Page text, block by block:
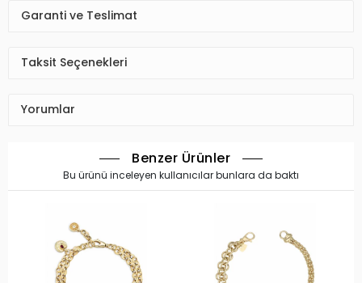
Garanti ve Teslimat
Taksit Seçenekleri
Yorumlar
Benzer Ürünler
Bu ürünü inceleyen kullanıcılar bunlara da baktı